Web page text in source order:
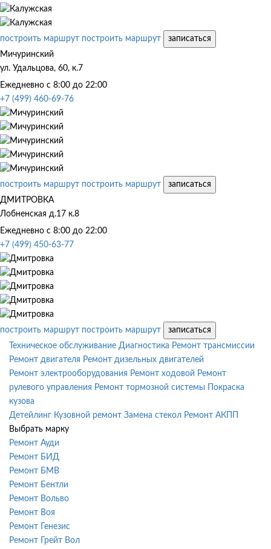
построить маршрут построить маршрут
записаться
Мичуринский
ул. Удальцова, 60, к.7
Ежедневно с 8:00 до 22:00
+7 (499) 460-69-76
построить маршрут построить маршрут
записаться
ДМИТРОВКА
Лобненская д.17 к.8
Ежедневно с 8:00 до 22:00
+7 (499) 450-63-77
построить маршрут построить маршрут
записаться
Техническое обслуживание Диагностика Ремонт трансмиссии
Ремонт двигателя Ремонт дизельных двигателей
Ремонт электрооборудования Ремонт ходовой Ремонт
рулевого управления Ремонт тормозной системы
Покраска
кузова
Детейлинг Кузовной ремонт Замена стекол Ремонт АКПП
Выбрать марку
Ремонт Ауди
Ремонт БИД
Ремонт БМВ
Ремонт Бентли
Ремонт Вольво
Ремонт Воя
Ремонт Генезис
Ремонт Грейт Вол